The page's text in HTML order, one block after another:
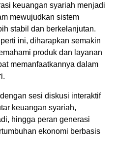
keuangan syariah menjadi
mewujudkan sistem
stabil dan berkelanjutan.
ini, diharapkan semakin
produk dan layanan
memanfaatkannya dalam
sesi diskusi interaktif
keuangan syariah,
hingga peran generasi
ekonomi berbasis